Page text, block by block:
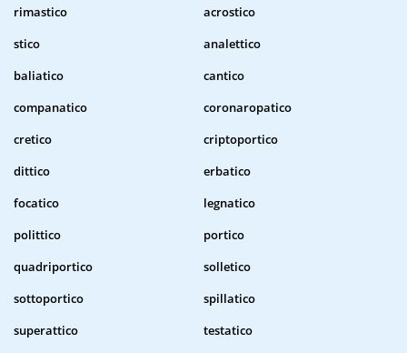
rimastico
acrostico
stico
analettico
baliatico
cantico
companatico
coronaropatico
cretico
criptoportico
dittico
erbatico
focatico
legnatico
polittico
portico
quadriportico
solletico
sottoportico
spillatico
superattico
testatico